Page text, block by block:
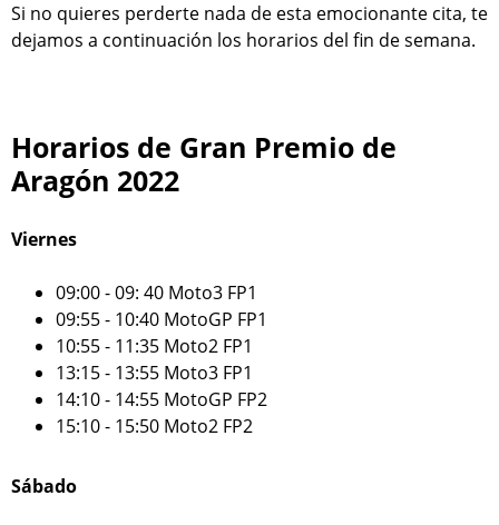
Si no quieres perderte nada de esta emocionante cita, te
dejamos a continuación los horarios del fin de semana.
Horarios de Gran Premio de
Aragón 2022
Viernes
09:00 - 09: 40 Moto3 FP1
09:55 - 10:40 MotoGP FP1
10:55 - 11:35 Moto2 FP1
13:15 - 13:55 Moto3 FP1
14:10 - 14:55 MotoGP FP2
15:10 - 15:50 Moto2 FP2
Sábado